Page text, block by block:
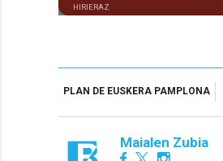
HIRIERAZ
PLAN DE EUSKERA PAMPLONA
Maialen Zubia